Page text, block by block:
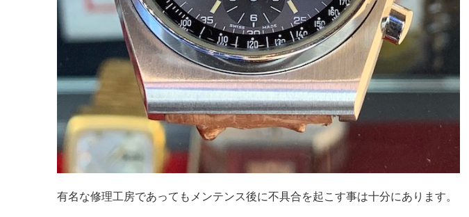
有名な修理工房であってもメンテンス後に不具合を起こす事は十分にあります。